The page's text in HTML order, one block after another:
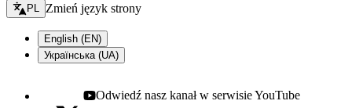
Zmień język - bieżący:
PL Zmień język strony
English (EN)
Українська (UA)
Youtube - otwiera się w nowej karcie
Odwiedź nasz kanał w serwisie YouTube